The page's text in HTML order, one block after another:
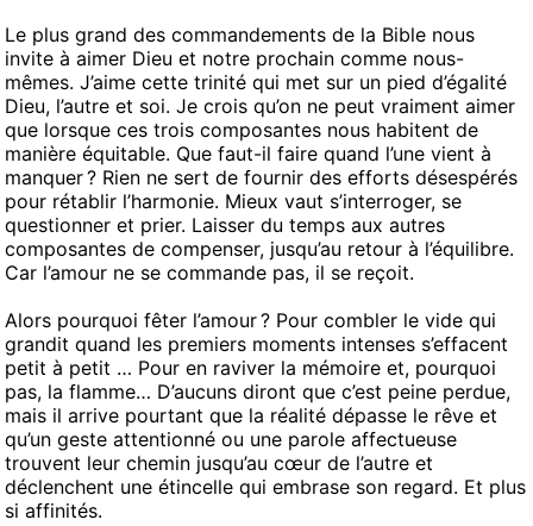
Le plus grand des commandements de la Bible nous
invite à aimer Dieu et notre prochain comme nous-
mêmes. J’aime cette trinité qui met sur un pied d’égalité
Dieu, l’autre et soi. Je crois qu’on ne peut vraiment aimer
que lorsque ces trois composantes nous habitent de
manière équitable. Que faut-il faire quand l’une vient à
manquer ? Rien ne sert de fournir des efforts désespérés
pour rétablir l’harmonie. Mieux vaut s’interroger, se
questionner et prier. Laisser du temps aux autres
composantes de compenser, jusqu’au retour à l’équilibre.
Car l’amour ne se commande pas, il se reçoit.
Alors pourquoi fêter l’amour ? Pour combler le vide qui
grandit quand les premiers moments intenses s’effacent
petit à petit … Pour en raviver la mémoire et, pourquoi
pas, la flamme… D’aucuns diront que c’est peine perdue,
mais il arrive pourtant que la réalité dépasse le rêve et
qu’un geste attentionné ou une parole affectueuse
trouvent leur chemin jusqu’au cœur de l’autre et
déclenchent une étincelle qui embrase son regard. Et plus
si affinités.